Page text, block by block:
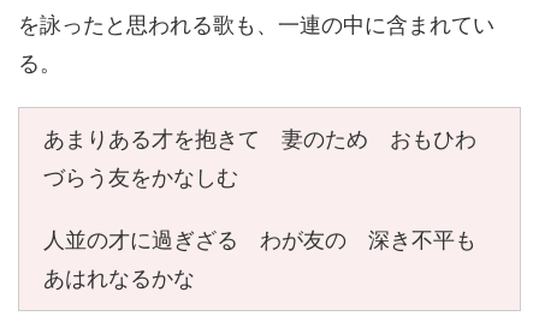
を詠ったと思われる歌も、一連の中に含まれてい
る。
あまりある才を抱きて 妻のため おもひわ
づらう友をかなしむ
人並の才に過ぎざる わが友の 深き不平も
あはれなるかな